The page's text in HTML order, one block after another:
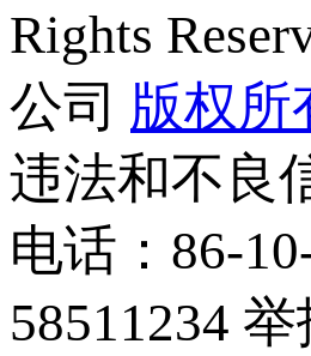
Rights
公司 版权所
违法和不良
电话：86-
58511234 举